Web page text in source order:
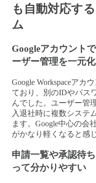
も自動対応す
ム
Googleアカウント
ーザー管理を一元
Google Workspaceアカ
ており、別のIDやパス
んでした。ユーザー管
入退社時に複数システ
ます。Google中心の会
がかなり軽くなると感
申請一覧や承認待
って分かりやすい